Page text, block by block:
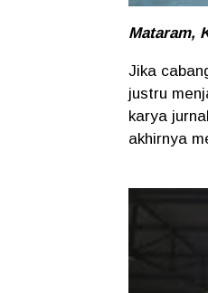
Mataram,
Jika
justru
karya
akhirnya